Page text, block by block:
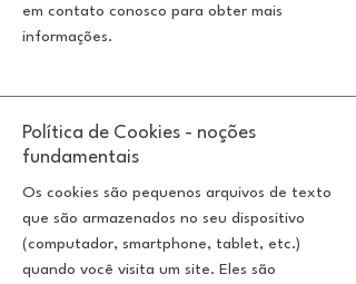
em contato conosco para obter mais
informações.
Política de Cookies - noções
fundamentais
Os cookies são pequenos arquivos de texto
que são armazenados no seu dispositivo
(computador, smartphone, tablet, etc.)
quando você visita um site. Eles são